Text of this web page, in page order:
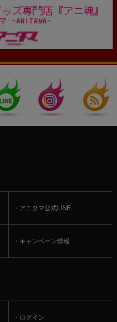
アニタマ公式LINE
キャンペーン情報
ログイン